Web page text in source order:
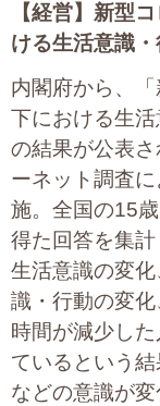
【経営】 新型
ける生活意識
内閣府から、
下における生活
の結果が公表
ーネット調査
施。全国の15
得た回答を集計
生活意識の変
識・行動の変
時間が減少し
ているという
などの意識が